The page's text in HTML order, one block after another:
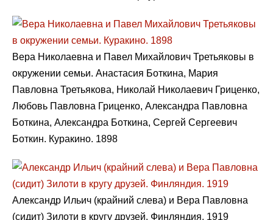
Вера Николаевна и Павел Михайлович Третьяковы в
окружении семьи. Анастасия Боткина, Мария
Павловна Третьякова, Николай Николаевич Гриценко,
Любовь Павловна Гриценко, Александра Павловна
Боткина, Александра Боткина, Сергей Сергеевич
Боткин. Куракино. 1898
Александр Ильич (крайний слева) и Вера Павловна
(сидит) Зилоти в кругу друзей. Финляндия. 1919